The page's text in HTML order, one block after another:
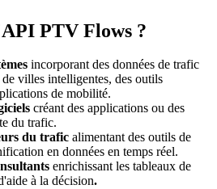
PTV Flows ?
incorporant des données de trafic
villes intelligentes, des outils
de mobilité.
créant des applications ou des
du trafic.
du trafic alimentant des outils de
en données en temps réel.
enrichissant les tableaux de
à la décision.